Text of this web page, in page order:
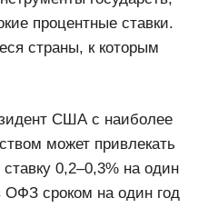
процентные ставки.
страны, к которым
США c наиболее
может привлекать
0,2–0,3% на один
ОФЗ сроком на один год